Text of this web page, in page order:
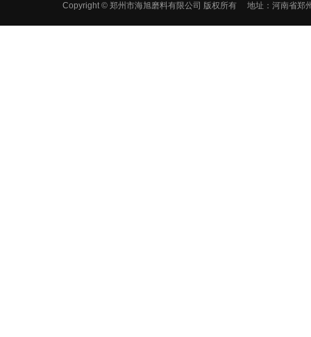
Copyright © 郑州市海旭磨料有限公司 版权所有 地址：河南省